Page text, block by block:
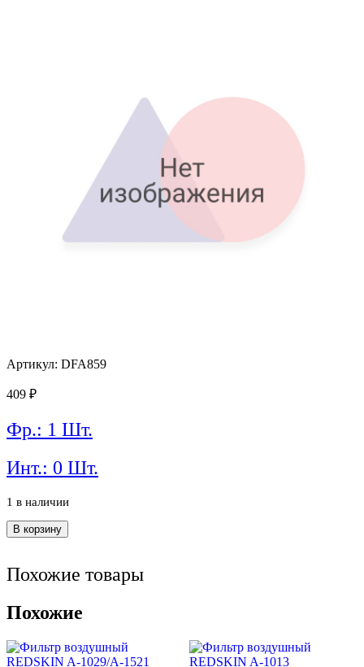
Артикул: DFA859
409 ₽
Фр.: 1 Шт.
Инт.: 0 Шт.
1 в наличии
Количество
товара
воздушный
DOUBLE
DFA859
859v
vic)
В корзину
Похожие товары
Похожие